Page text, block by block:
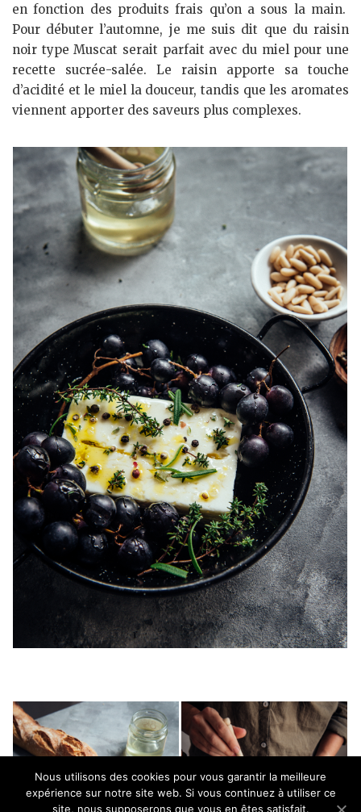
en fonction des produits frais qu’on a sous la main.
Pour débuter l’automne, je me suis dit que du raisin
noir type Muscat serait parfait avec du miel pour une
recette sucrée-salée. Le raisin apporte sa touche
d’acidité et le miel la douceur, tandis que les aromates
viennent apporter des saveurs plus complexes.
Nous utilisons des cookies pour vous garantir la meilleure
expérience sur notre site web. Si vous continuez à utiliser ce
site, nous supposerons que vous en êtes satisfait.